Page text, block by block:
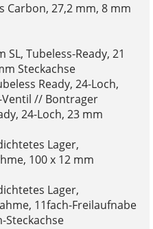
Carbon, 27,2 mm, 8 mm
Tubeless-Ready, 21
Steckachse
Ready, 24-Loch,
// Bontrager
24-Loch, 23 mm
Lager,
100 x 12 mm
Lager,
11fach-Freilaufnabe
Steckachse